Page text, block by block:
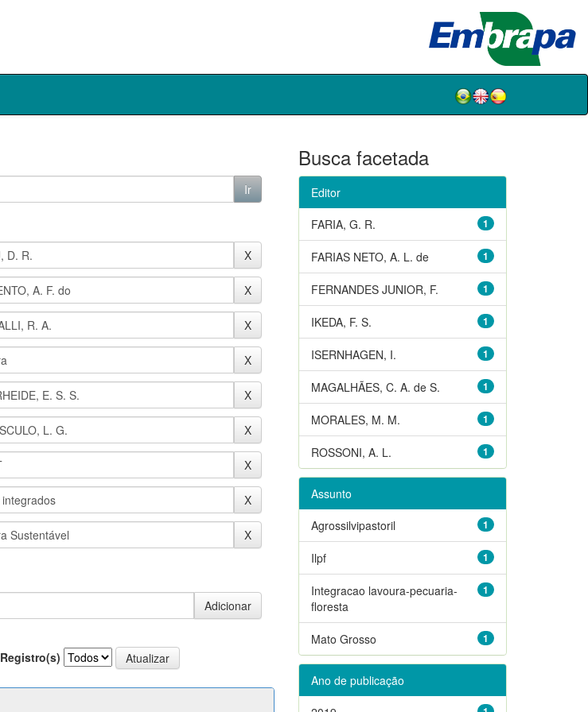
Registro(s)
Busca facetada
Editor
1
FARIA, G. R.
1
FARIAS NETO, A. L. de
1
FERNANDES JUNIOR, F.
1
IKEDA, F. S.
1
ISERNHAGEN, I.
1
MAGALHÃES, C. A. de S.
1
MORALES, M. M.
1
ROSSONI, A. L.
Assunto
1
Agrossilvipastoril
1
Ilpf
1
Integracao lavoura-pecuaria-
floresta
1
Mato Grosso
Ano de publicação